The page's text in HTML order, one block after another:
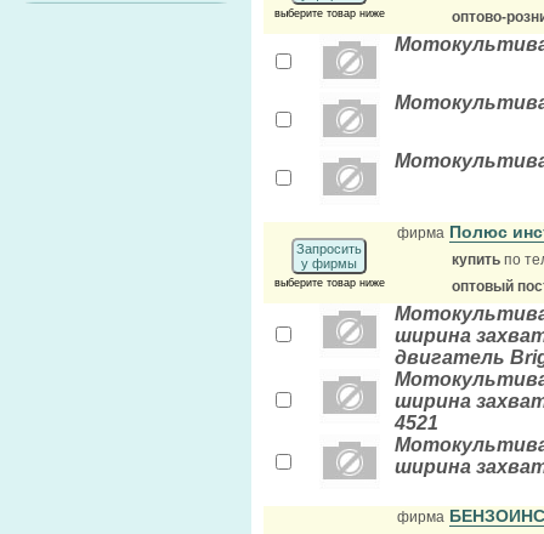
выберите товар ниже
оптово-
Запросить
у фирмы
выберите товар ниже
фирма Полюс
купить по
оптовый
ширина
двигатель
ширина
4521
ширина
фирма